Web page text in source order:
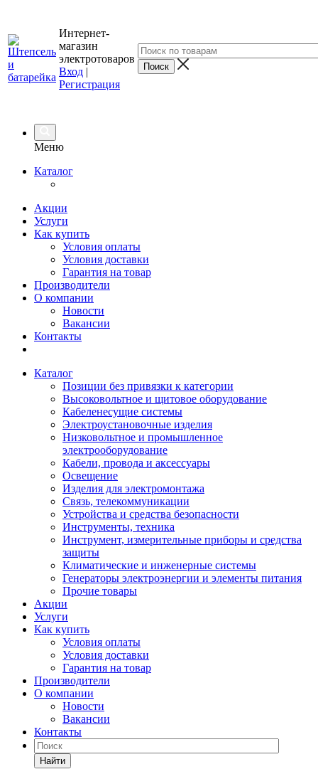
Интернет-
магазин
электротоваров
Вход |
Регистрация
Меню
Каталог
Акции
Услуги
Как купить
Условия оплаты
Условия доставки
Гарантия на товар
Производители
О компании
Новости
Вакансии
Контакты
Каталог
Позиции без привязки к категории
Высоковольтное и щитовое оборудование
Кабеленесущие системы
Электроустановочные изделия
Низковольтное и промышленное
электрооборудование
Кабели, провода и аксессуары
Освещение
Изделия для электромонтажа
Связь, телекоммуникации
Устройства и средства безопасности
Инструменты, техника
Инструмент, измерительные приборы и средства
защиты
Климатические и инженерные системы
Генераторы электроэнергии и элементы питания
Прочие товары
Акции
Услуги
Как купить
Условия оплаты
Условия доставки
Гарантия на товар
Производители
О компании
Новости
Вакансии
Контакты
Найти